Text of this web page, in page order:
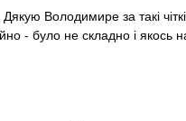
Володимире за такі
- було не складно і